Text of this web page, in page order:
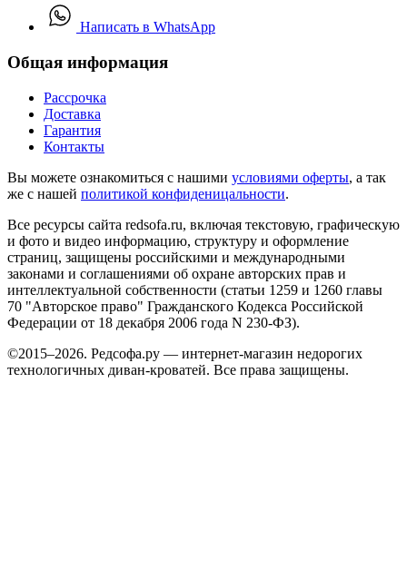
Написать в WhatsApp
Общая информация
Рассрочка
Доставка
Гарантия
Контакты
Вы можете ознакомиться с нашими условиями оферты, а так
же с нашей политикой конфиденицальности.
Все ресурсы сайта redsofa.ru, включая текстовую, графическую
и фото и видео информацию, структуру и оформление
страниц, защищены российскими и международными
законами и соглашениями об охране авторских прав и
интеллектуальной собственности (статьи 1259 и 1260 главы
70 "Авторское право" Гражданского Кодекса Российской
Федерации от 18 декабря 2006 года N 230-ФЗ).
©2015–2026. Редсофа.ру — интернет-магазин недорогих
технологичных диван-кроватей. Все права защищены.